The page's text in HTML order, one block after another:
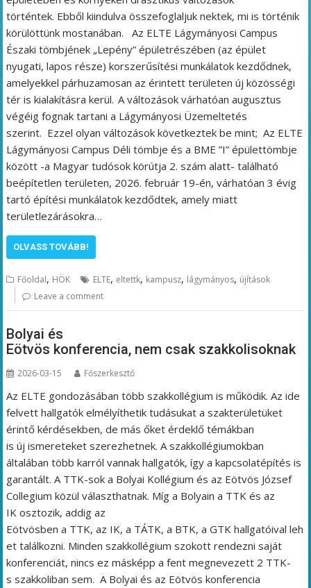
történtek. Ebből kiindulva összefoglaljuk nektek, mi is történik
körülöttünk mostanában. Az ELTE Lágymányosi Campus
Északi tömbjének „Lepény” épületrészében (az épület
nyugati, lapos része) korszerűsítési munkálatok kezdődnek,
amelyekkel párhuzamosan az érintett területen új közösségi
tér is kialakításra kerül. A változások várhatóan augusztus
végéig fognak tartani a Lágymányosi Üzemeltetés
szerint. Ezzel olyan változások következtek be mint; Az ELTE
Lágymányosi Campus Déli tömbje és a BME ”I” épülettömbje
között -a Magyar tudósok körútja 2. szám alatt- található
beépítetlen területen, 2026. február 19-én, várhatóan 3 évig
tartó építési munkálatok kezdődtek, amely miatt
területlezárásokra…
OLVASS TOVÁBB!
Főoldal, HÖK ELTE, eltettk, kampusz, lágymányos, újítások
Leave a comment
Bolyai és
Eötvös konferencia, nem csak szakkolisoknak
2026-03-15 Főszerkesztő
Az ELTE gondozásában több szakkollégium is működik. Az ide
felvett hallgatók elmélyíthetik tudásukat a szakterületüket
érintő kérdésekben, de más őket érdeklő témákban
is új ismereteket szerezhetnek. A szakkollégiumokban
általában több karról vannak hallgatók, így a kapcsolatépítés is
garantált. A TTK-sok a Bolyai Kollégium és az Eötvös József
Collegium közül választhatnak. Míg a Bolyain a TTK és az
IK osztozik, addig az
Eötvösben a TTK, az IK, a TÁTK, a BTK, a GTK hallgatóival leh
et találkozni. Minden szakkollégium szokott rendezni saját
konferenciát, nincs ez másképp a fent megnevezett 2 TTK-
s szakkoliban sem. A Bolyai és az Eötvös konferencia